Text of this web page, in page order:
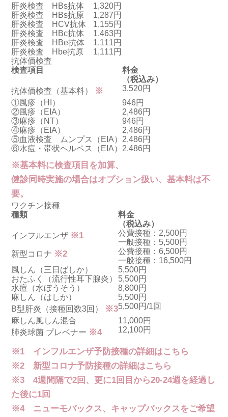
肝炎検査 HBs抗体
1,320円
肝炎検査 HBs抗原
1,287円
肝炎検査 HCV抗体
1,155円
肝炎検査 HBc抗体
1,463円
肝炎検査 HBe抗体
1,111円
肝炎検査 Hbe抗原
1,111円
抗体価検査
検査項目
料金
（税込み）
抗体価検査 （基本料） ※
3,520円
①風疹 （HI）
946円
②風疹 （EIA）
2,486円
③麻疹 （NT）
946円
④麻疹 （EIA）
2,486円
⑤血液検査 ムンプス
（EIA） 2,486円
⑥水痘・帯状ヘルペス
（EIA） 2,486円
※基本料に検査項目を加算、
健診同時実施の場合はオプション扱い、基本料は不
要。
ワクチン接種
種類
料金
（税込み）
インフルエンザ ※1
公費接種：2,500円
一般接種：5,500円
新型コロナ ※2
公費接種：6,500円
一般接種：16,500円
風しん （三日ばしか）
5,500円
おたふく
（流行性耳下腺炎）
5,500円
水痘 （水ぼうそう）
8,800円
麻しん （はしか）
5,500円
B型肝炎 （接種回数3回） ※35,500円/1回
麻しん風しん混合
11,000円
肺炎球菌 プレベナー ※4 12,100円
※1 インフルエンザ予防接種の詳細はこちら
※2 新型コロナ予防接種の詳細はこちら
※3 4週間隔で2回、更に1回目から20-24週を経過し
た後に1回
※4 ニューモバックス、キャップバックスをご希望